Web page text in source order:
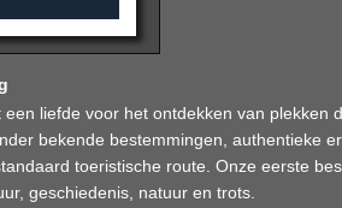
een liefde voor het ontdekken van plekken
bekende bestemmingen, authentieke
toeristische route. Onze eerste
geschiedenis, natuur en trots.